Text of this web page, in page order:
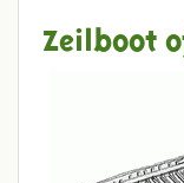
Zeilboot